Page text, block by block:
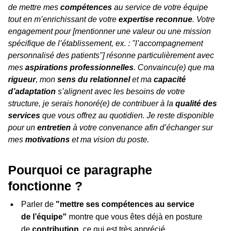
de mettre mes compétences au service de votre équipe
tout en m’enrichissant de votre expertise reconnue. Votre
engagement pour [mentionner une valeur ou une mission
spécifique de l’établissement, ex. : "l’accompagnement
personnalisé des patients"] résonne particulièrement avec
mes aspirations professionnelles. Convaincu(e) que ma
rigueur, mon sens du relationnelet ma capacité
d’adaptation s’alignent avec les besoins de votre
structure, je serais honoré(e) de contribuer à la qualité des
services que vous offrez au quotidien. Je reste disponible
pour un entretien à votre convenance afin d’échanger sur
mes motivations et ma vision du poste.
Pourquoi ce paragraphe
fonctionne ?
Parler de "mettre ses compétences au service
de l’équipe" montre que vous êtes déjà en posture
de contribution , ce qui est très apprécié.